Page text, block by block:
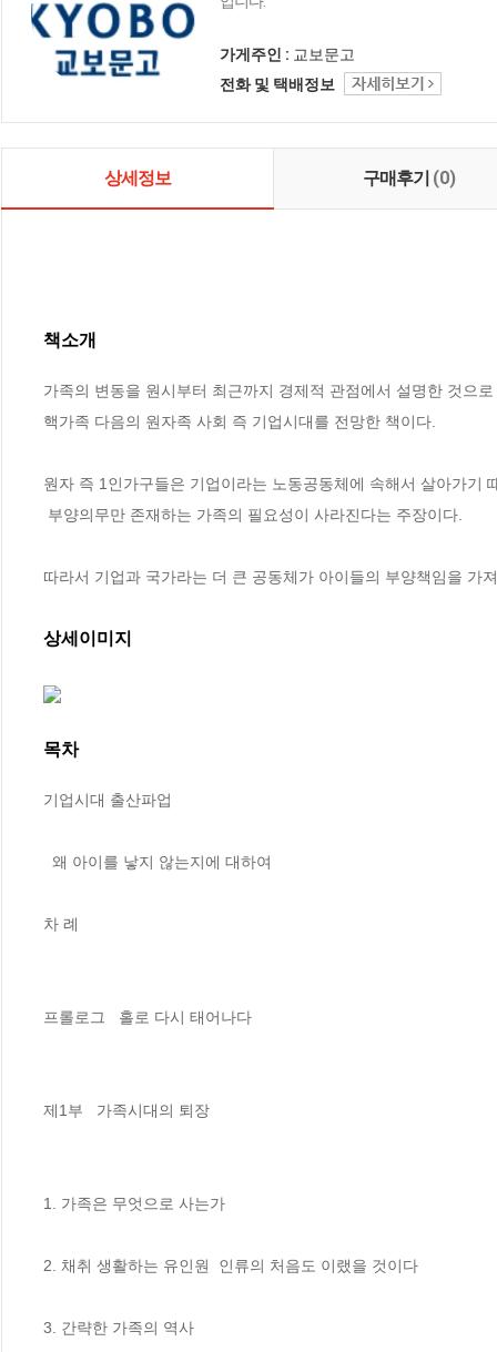
가게주인 : 교보문고
전화 및 택배정보
상세정보 구매후기 (0)
책소개
가족의 변동을 원시부터 최근까지 경제적 관점에서 설명한 것으로
핵가족 다음의 원자족 사회 즉 기업시대를 전망한 책이다.
원자 즉 1인가구들은 기업이라는 노동공동체에 속해서 살아가기
따라서 기업과 국가라는 더 큰 공동체가 아이들의 부양책임을 가
상세이미지
목차
기업시대 출산파업
차 례
프롤로그   홀로 다시 태어나다
제1부   가족시대의 퇴장
1. 가족은 무엇으로 사는가
2. 채취 생활하는 유인원  인류의 처음도 이랬을 것이다
3. 간략한 가족의 역사